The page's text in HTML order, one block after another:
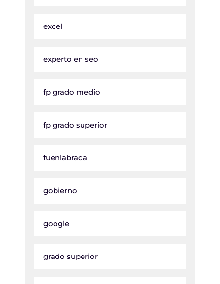
excel
experto en seo
fp grado medio
fp grado superior
fuenlabrada
gobierno
google
grado superior